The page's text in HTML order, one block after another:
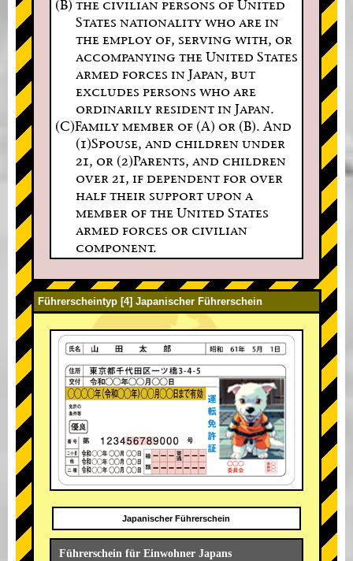
(B) the civilian persons of United
States nationality who are in
the employ of, serving with, or
accompanying the United States
armed forces in Japan, but
excludes persons who are
ordinarily resident in Japan.
(C)Family member of (A) or (B). And
(1)Spouse, and children under
21, or (2)Parents, and children
over 21, if dependent for over
half their support upon a
member of the United States
armed forces or civilian
component.
Führerscheintyp [4] Japanischer Führerschein
Japanischer Führerschein
Führerschein für Einwohner Japans